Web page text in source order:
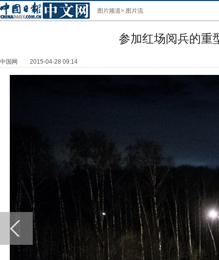
图片频道> 图片流
参加红场阅兵的重
中国网 2015-04-28 09:14